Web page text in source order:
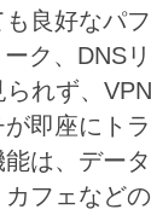
良好なパ
ク、DNSリ
れず、
即座にト
は、デー
フェなど